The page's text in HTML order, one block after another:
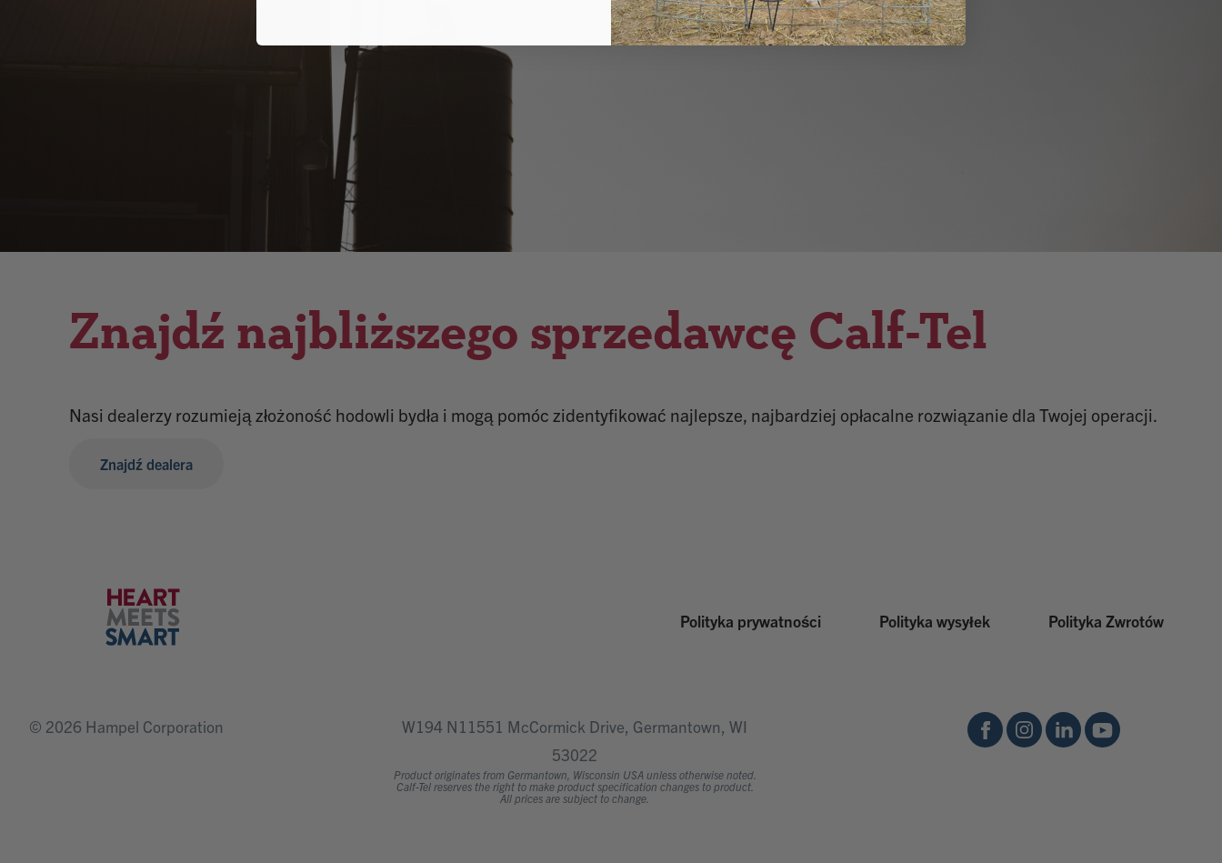
Znajdź najbliższego sprzedawcę Calf-Tel
Nasi dealerzy rozumieją złożoność hodowli bydła i mogą pomóc zidentyfikować najlepsze, najbardziej opłacalne rozwiązanie dla Twojej operacji.
Znajdź dealera
Polityka prywatności Polityka wysyłek Polityka Zwrotów
© 2026 Hampel Corporation
W194 N11551 McCormick Drive, Germantown, WI
53022
Product originates from Germantown, Wisconsin USA unless otherwise noted.
Calf-Tel reserves the right to make product specification changes to product.
All prices are subject to change.